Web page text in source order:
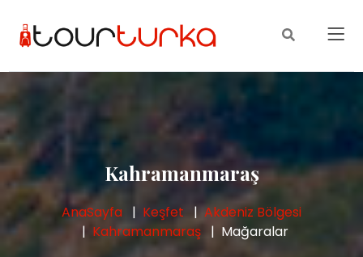
Kahramanmaraş
AnaSayfa Keşfet
Akdeniz Bölgesi
Kahramanmaraş
Mağaralar